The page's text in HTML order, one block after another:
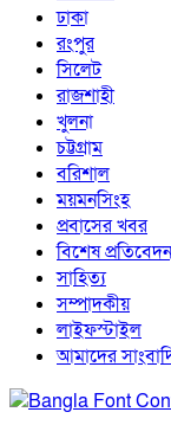
ঢাকা
রংপুর
সিলেট
রাজশাহী
খুলনা
চট্টগ্রাম
বরিশাল
ময়মনসিংহ
প্রবাসের খবর
বিশেষ প্রতিবেদন
সাহিত্য
সম্পাদকীয়
লাইফস্টাইল
আমাদের